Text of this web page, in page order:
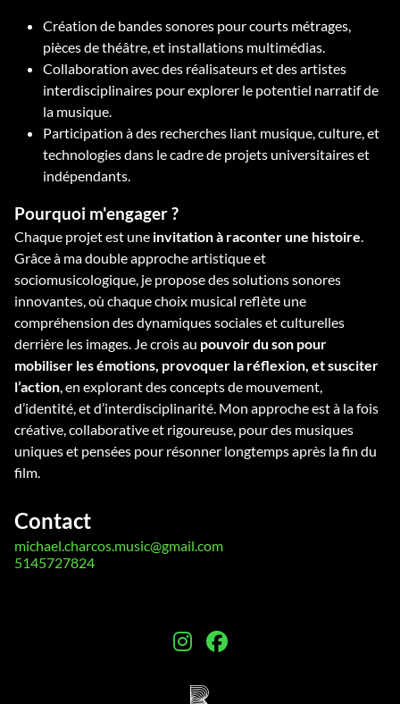
Création de bandes sonores pour courts métrages,
pièces de théâtre, et installations multimédias.
Collaboration avec des réalisateurs et des artistes
interdisciplinaires pour explorer le potentiel narratif de
la musique.
Participation à des recherches liant musique, culture, et
technologies dans le cadre de projets universitaires et
indépendants.
Pourquoi m'engager ?
Chaque projet est une invitation à raconter une histoire.
Grâce à ma double approche artistique et
sociomusicologique, je propose des solutions sonores
innovantes, où chaque choix musical reflète une
compréhension des dynamiques sociales et culturelles
derrière les images. Je crois au pouvoir du son pour
mobiliser les émotions, provoquer la réflexion, et susciter
l’action, en explorant des concepts de mouvement,
d’identité, et d’interdisciplinarité. Mon approche est à la fois
créative, collaborative et rigoureuse, pour des musiques
uniques et pensées pour résonner longtemps après la fin du
film.
Contact
michael.charcos.music@gmail.com
5145727824